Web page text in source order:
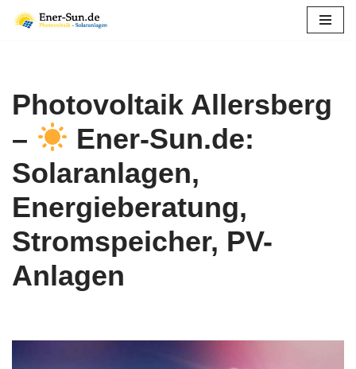
Photovoltaik Allersberg
–
Ener-Sun.de:
Solaranlagen,
Energieberatung,
Stromspeicher, PV-
Anlagen